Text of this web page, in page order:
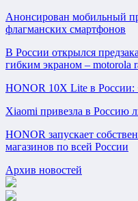
Анонсирован мобильный
флагманских смартфонов
В России открылся
гибким экраном – motorola
HONOR 10X Lite в России:
Xiaomi привезла в Россию
HONOR запускает
магазинов по всей России
Архив новостей